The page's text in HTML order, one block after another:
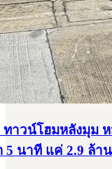
าวน์โฮมหลังมุม
5 นาที แค่ 2.9 ล้าน